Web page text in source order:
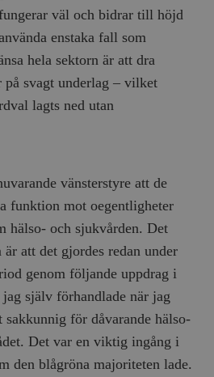
väl och bidrar till höjd
enstaka fall som
hela sektorn är att dra
på svagt underlag – vilket
lagts ned utan
vänsterstyre att de
funktion mot oegentligheter
hälso- och sjukvården. Det
att det gjordes redan under
genom följande uppdrag i
själv förhandlade när jag
sakkunnig för dåvarande hälso-
Det var en viktig ingång i
den blågröna majoriteten lade.